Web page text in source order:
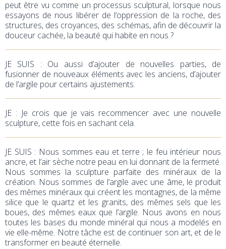
peut être vu comme un processus sculptural, lorsque nous
essayons de nous libérer de l’oppression de la roche, des
structures, des croyances, des schémas, afin de découvrir la
douceur cachée, la beauté qui habite en nous ?
JE SUIS : Ou aussi d’ajouter de nouvelles parties, de
fusionner de nouveaux éléments avec les anciens, d’ajouter
de l’argile pour certains ajustements.
JE : Je crois que je vais recommencer avec une nouvelle
sculpture, cette fois en sachant cela.
JE SUIS : Nous sommes eau et terre ; le feu intérieur nous
ancre, et l’air sèche notre peau en lui donnant de la fermeté.
Nous sommes la sculpture parfaite des minéraux de la
création. Nous sommes de l’argile avec une âme, le produit
des mêmes minéraux qui créent les montagnes, de la même
silice que le quartz et les granits, des mêmes sels que les
boues, des mêmes eaux que l’argile. Nous avons en nous
toutes les bases du monde minéral qui nous a modelés en
vie elle-même. Notre tâche est de continuer son art, et de le
transformer en beauté éternelle.